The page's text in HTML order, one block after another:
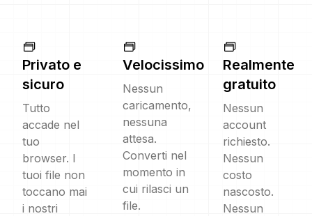
Privato e
sicuro
Tutto
accade nel
tuo
browser. I
tuoi file non
toccano mai
i nostri
Velocissimo
Nessun
caricamento,
nessuna
attesa.
Converti nel
momento in
cui rilasci un
file.
Realmente
gratuito
Nessun
account
richiesto.
Nessun
costo
nascosto.
Nessun